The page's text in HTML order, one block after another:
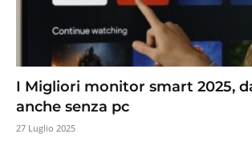
I Migliori monitor smart 2025,
anche senza pc
27 Luglio 2025